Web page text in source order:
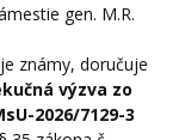
gen. M.R.
známy, doručuje
výzva zo
2026/7129-3